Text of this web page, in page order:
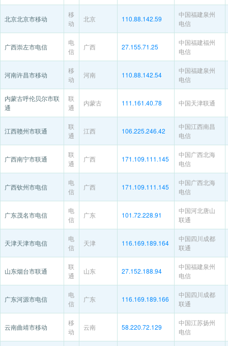
北京北京市移动
移
动
北京 110.88.142.59
中国福建泉州
电信
广西崇左市电信
电
信
广西 27.155.71.25
中国福建福州
电信
河南许昌市移动
移
动
河南 110.88.142.54
中国福建泉州
电信
内蒙古呼伦贝尔市联
通
联
通
内蒙古 111.161.40.78 中国天津联通
江西赣州市联通
联
通
江西 106.225.246.42
中国江西南昌
电信
广西南宁市联通
联
通
广西 171.109.111.145
中国广西北海
电信
广西钦州市电信
电
信
广西 171.109.111.145
中国广西北海
电信
广东茂名市电信
电
信
广东 101.72.228.91
中国河北唐山
联通
天津天津市电信
电
信
天津 116.169.189.164
中国四川成都
联通
山东烟台市联通
联
通
山东 27.152.188.94
中国福建泉州
电信
广东河源市电信
电
信
广东 116.169.189.166
中国四川成都
联通
云南曲靖市移动
移
动
云南 58.220.72.129
中国江苏扬州
电信